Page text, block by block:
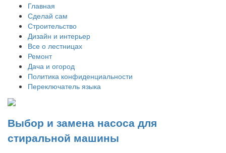
Главная
Сделай сам
Строительство
Дизайн и интерьер
Все о лестницах
Ремонт
Дача и огород
Политика конфиденциальности
Переключатель языка
Выбор и замена насоса для
стиральной машины